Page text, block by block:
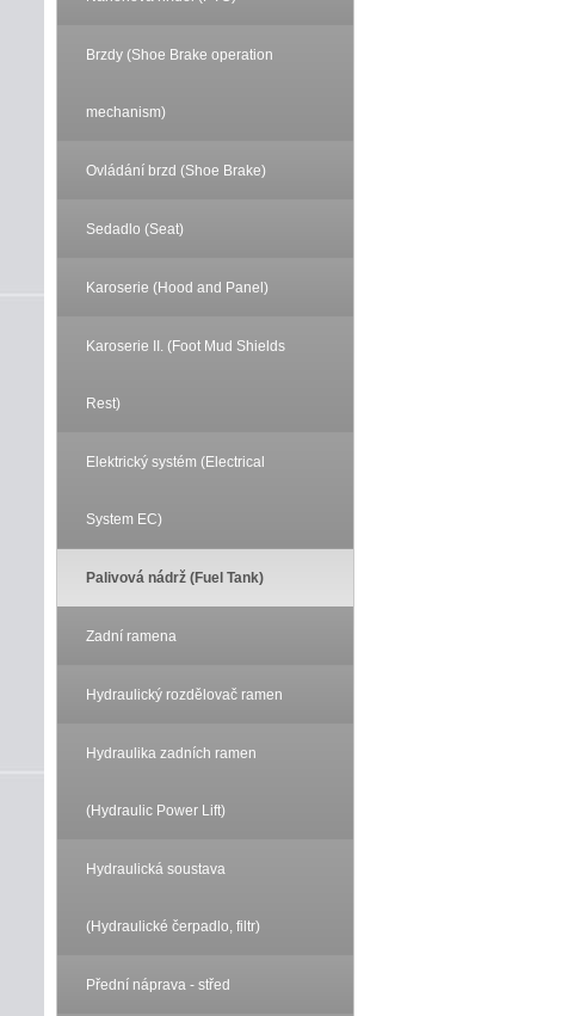
Brzdy (Shoe Brake operation
mechanism)
Ovládání brzd (Shoe Brake)
Sedadlo (Seat)
Karoserie (Hood and Panel)
Karoserie II. (Foot Mud Shields
Rest)
Elektrický systém (Electrical
System EC)
Palivová nádrž (Fuel Tank)
Zadní ramena
Hydraulický rozdělovač ramen
Hydraulika zadních ramen
(Hydraulic Power Lift)
Hydraulická soustava
(Hydraulické čerpadlo, filtr)
Přední náprava - střed